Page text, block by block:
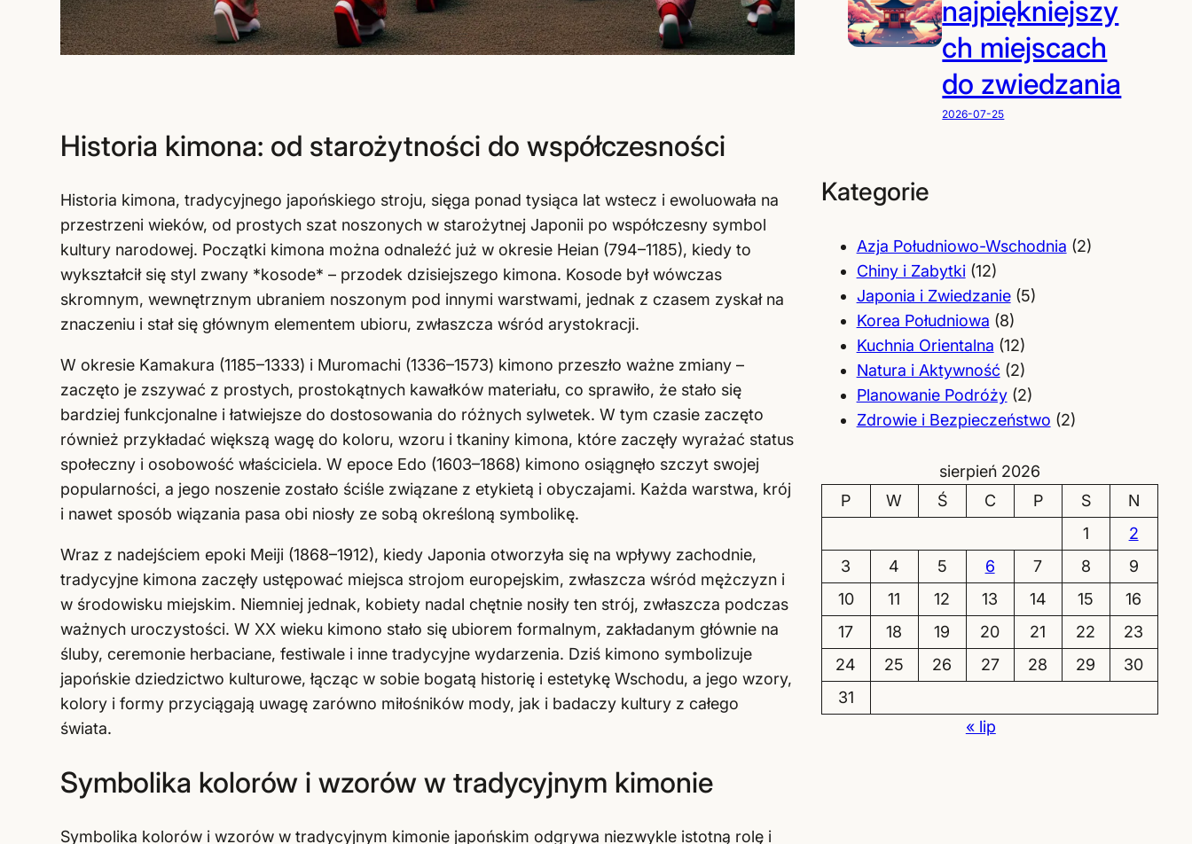
Historia kimona: od starożytności do współczesności
Historia kimona, tradycyjnego japońskiego stroju, sięga ponad tysiąca lat wstecz i ewoluowała na
przestrzeni wieków, od prostych szat noszonych w starożytnej Japonii po współczesny symbol
kultury narodowej. Początki kimona można odnaleźć już w okresie Heian (794–1185), kiedy to
wykształcił się styl zwany *kosode* – przodek dzisiejszego kimona. Kosode był wówczas
skromnym, wewnętrznym ubraniem noszonym pod innymi warstwami, jednak z czasem zyskał na
znaczeniu i stał się głównym elementem ubioru, zwłaszcza wśród arystokracji.
W okresie Kamakura (1185–1333) i Muromachi (1336–1573) kimono przeszło ważne zmiany –
zaczęto je zszywać z prostych, prostokątnych kawałków materiału, co sprawiło, że stało się
bardziej funkcjonalne i łatwiejsze do dostosowania do różnych sylwetek. W tym czasie zaczęto
również przykładać większą wagę do koloru, wzoru i tkaniny kimona, które zaczęły wyrażać status
społeczny i osobowość właściciela. W epoce Edo (1603–1868) kimono osiągnęło szczyt swojej
popularności, a jego noszenie zostało ściśle związane z etykietą i obyczajami. Każda warstwa, krój
i nawet sposób wiązania pasa obi niosły ze sobą określoną symbolikę.
Wraz z nadejściem epoki Meiji (1868–1912), kiedy Japonia otworzyła się na wpływy zachodnie,
tradycyjne kimona zaczęły ustępować miejsca strojom europejskim, zwłaszcza wśród mężczyzn i
w środowisku miejskim. Niemniej jednak, kobiety nadal chętnie nosiły ten strój, zwłaszcza podczas
ważnych uroczystości. W XX wieku kimono stało się ubiorem formalnym, zakładanym głównie na
śluby, ceremonie herbaciane, festiwale i inne tradycyjne wydarzenia. Dziś kimono symbolizuje
japońskie dziedzictwo kulturowe, łącząc w sobie bogatą historię i estetykę Wschodu, a jego wzory,
kolory i formy przyciągają uwagę zarówno miłośników mody, jak i badaczy kultury z całego
świata.
Symbolika kolorów i wzorów w tradycyjnym kimonie
Symbolika kolorów i wzorów w tradycyjnym kimonie japońskim odgrywa niezwykle istotną rolę i
najpiękniejszy
ch miejscach
do zwiedzania
2026-07-25
Kategorie
Azja Południowo-Wschodnia (2)
Chiny i Zabytki(12)
Japonia i Zwiedzanie(5)
Korea Południowa (8)
Kuchnia Orientalna (12)
Natura i Aktywność(2)
Planowanie Podróży(2)
Zdrowie i Bezpieczeństwo (2)
sierpień 2026
P
W Ś C P S
N
1
2
3
4 5 6 7 8
9
10
11 12 13 14 15
16
17
18 19 20 21 22
23
24
25 26 27 28 29
30
31
« lip